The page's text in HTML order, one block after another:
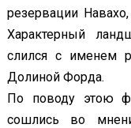
резервации
Характерный
слился с именем
Долиной Форда.
По поводу этою
сошлись во